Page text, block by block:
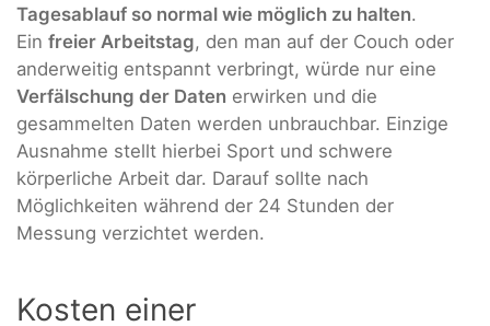
Tagesablauf so normal wie möglich zu halten.
Ein freier Arbeitstag, den man auf der Couch oder
anderweitig entspannt verbringt, würde nur eine
Verfälschung der Daten erwirken und die
gesammelten Daten werden unbrauchbar. Einzige
Ausnahme stellt hierbei Sport und schwere
körperliche Arbeit dar. Darauf sollte nach
Möglichkeiten während der 24 Stunden der
Messung verzichtet werden.
Kosten einer